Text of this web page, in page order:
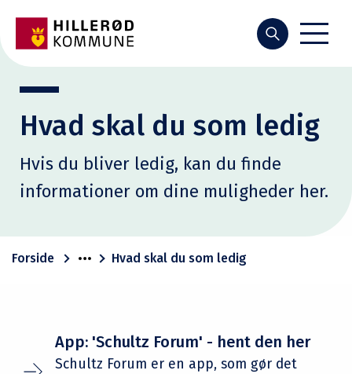
Søg
Hvad skal du som ledig
Hvis du bliver ledig, kan du finde
informationer om dine muligheder her.
Forside Hvad skal du som ledig
App: 'Schultz Forum' - hent den her
Schultz Forum er en app, som gør det